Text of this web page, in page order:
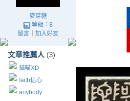
麥芽糖
等級：8
留言｜ 加入好友
文章推薦人 (3)
貓喵XD
faith信心
anybody